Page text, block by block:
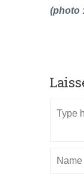
(photo